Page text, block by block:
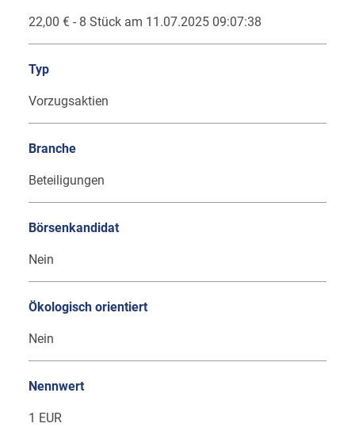
22,00 € - 8 Stück am 11.07.2025 09:07:38
Typ
Vorzugsaktien
Branche
Beteiligungen
Börsenkandidat
Nein
Ökologisch orientiert
Nein
Nennwert
1 EUR